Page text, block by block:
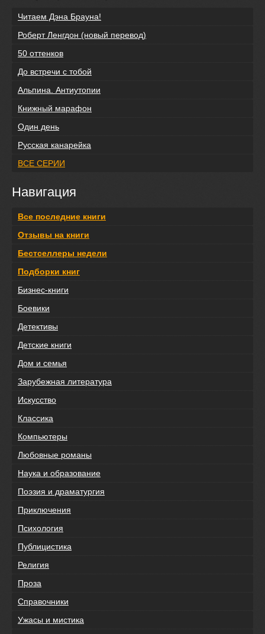
Читаем Дэна Брауна!
Роберт Ленгдон (новый перевод)
50 оттенков
До встречи с тобой
Альпина. Антиутопии
Книжный марафон
Один день
Русская канарейка
ВСЕ СЕРИИ
Навигация
Все последние книги
Отзывы на книги
Бестселлеры недели
Подборки книг
Бизнес-книги
Боевики
Детективы
Детские книги
Дом и семья
Зарубежная литература
Искусство
Классика
Компьютеры
Любовные романы
Наука и образование
Поэзия и драматургия
Приключения
Психология
Публицистика
Религия
Проза
Справочники
Ужасы и мистика